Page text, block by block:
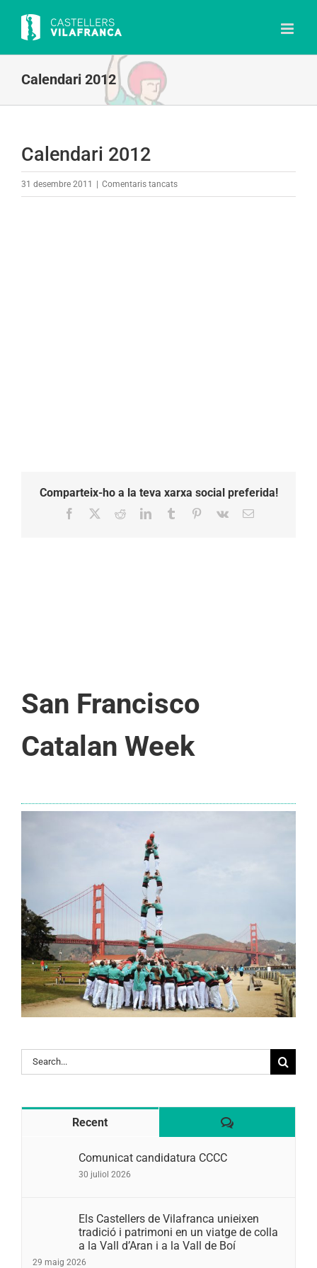
content
Calendari 2012
Calendari 2012
31 desembre 2011 Comentaris tancatsa
Comparteix-ho a la teva xarxa social preferida!
Facebook RedditLinkedInTumblr Pinterest
Vk Email:
San Francisco
Catalan Week
Search
for:
Recent Comentaris
Comunicat candidatura CCCC
30 juliol 2026
Els Castellers de Vilafranca unieixen
tradició i patrimoni en un viatge de colla
a la Vall d’Aran i a la Vall de Boí
29 maig 2026